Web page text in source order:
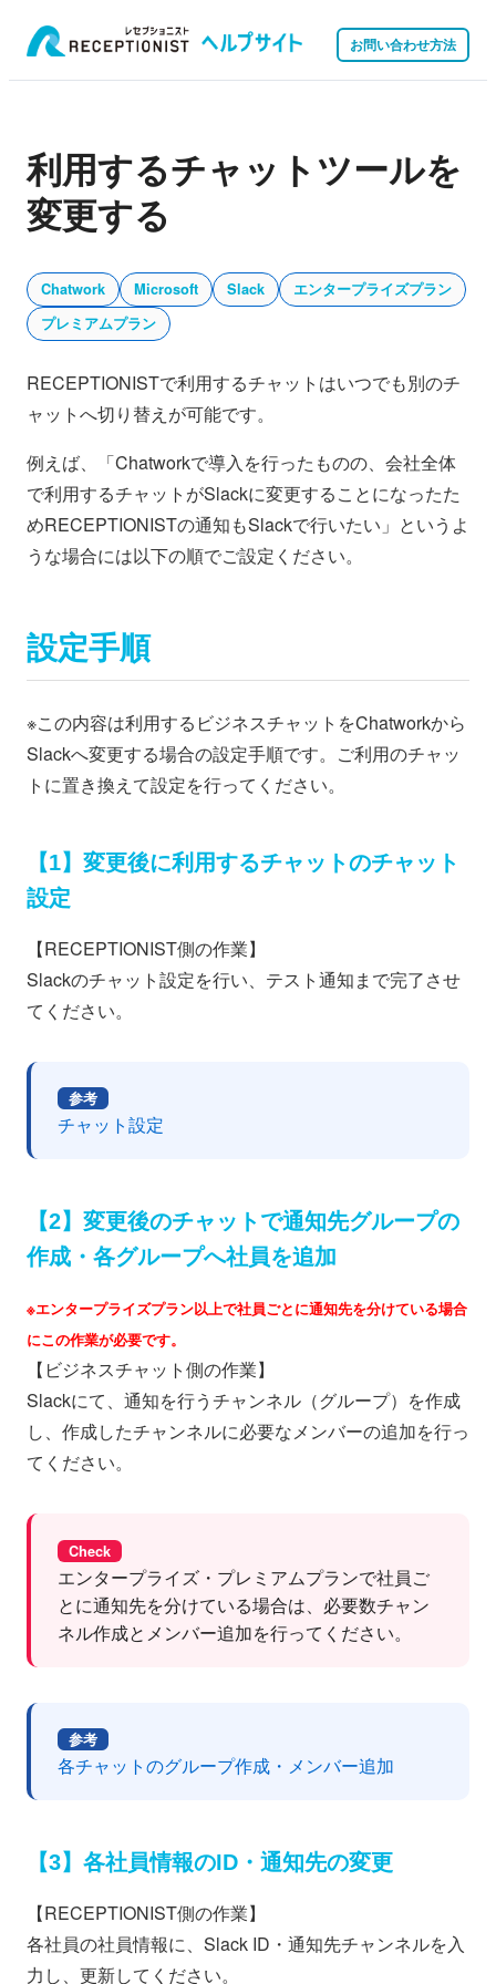
お問い合わせ方法
利用するチャットツールを
変更する
Chatwork Microsoft Slack
エンタープライズプラン
プレミアムプラン
RECEPTIONISTで利用するチャットはいつでも別のチ
ャットへ切り替えが可能です。
例えば、「Chatworkで導入を行ったものの、会社全体
で利用するチャットがSlackに変更することになったた
めRECEPTIONISTの通知もSlackで行いたい」というよ
うな場合には以下の順でご設定ください。
設定手順
※この内容は利用するビジネスチャットをChatworkから
Slackへ変更する場合の設定手順です。ご利用のチャッ
トに置き換えて設定を行ってください。
【1】変更後に利用するチャットのチャット
設定
【RECEPTIONIST側の作業】
Slackのチャット設定を行い、テスト通知まで完了させ
てください。
参考
チャット設定
【2】変更後のチャットで通知先グループの
作成・各グループへ社員を追加
※エンタープライズプラン以上で社員ごとに通知先を分けている場合
にこの作業が必要です。
【ビジネスチャット側の作業】
Slackにて、通知を行うチャンネル（グループ）を作成
し、作成したチャンネルに必要なメンバーの追加を行っ
てください。
Check
エンタープライズ・プレミアムプランで社員ご
とに通知先を分けている場合は、必要数チャン
ネル作成とメンバー追加を行ってください。
参考
各チャットのグループ作成・メンバー追加
【3】各社員情報のID・通知先の変更
【RECEPTIONIST側の作業】
各社員の社員情報に、Slack ID・通知先チャンネルを入
力し、更新してください。